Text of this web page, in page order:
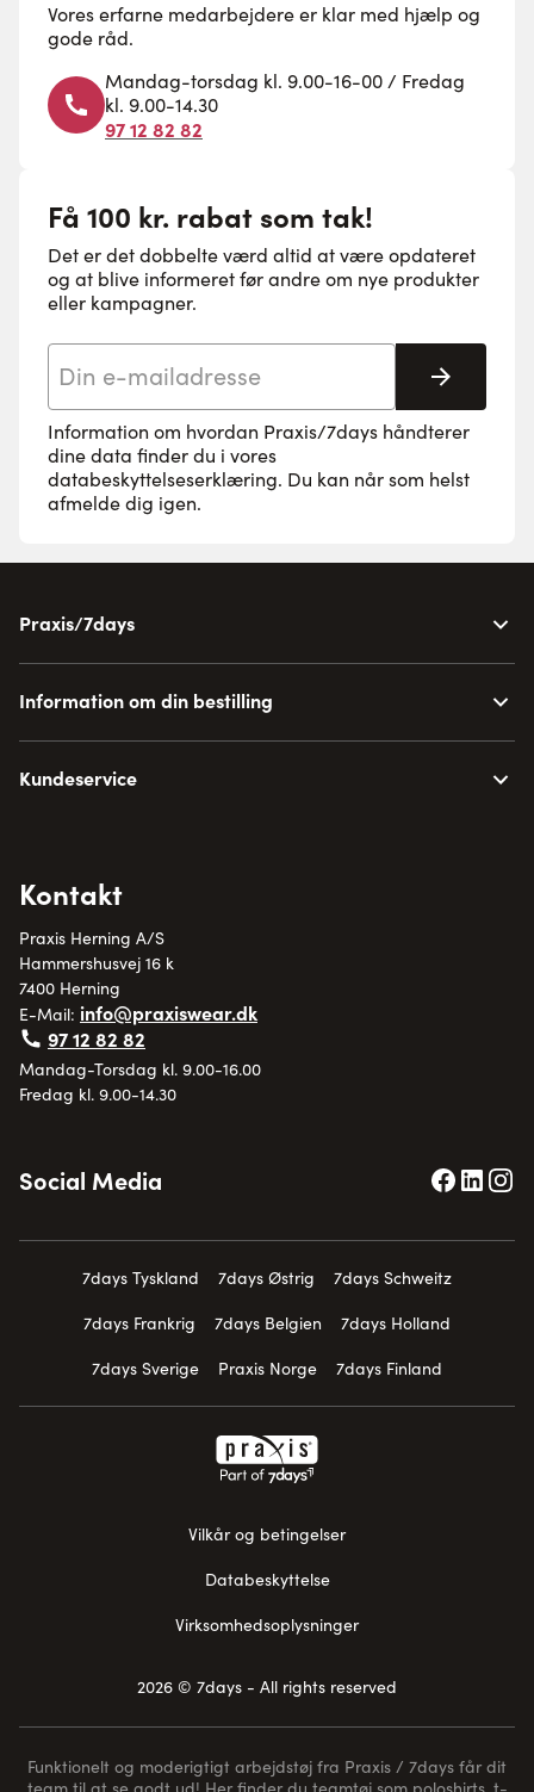
Vores erfarne medarbejdere er klar med hjælp og
gode råd.
Mandag-torsdag kl. 9.00-16-00 / Fredag
kl. 9.00-14.30
97 12 82 82
Få 100 kr. rabat som tak!
Det er det dobbelte værd altid at være opdateret
og at blive informeret før andre om nye produkter
eller kampagner.
Tilmeld
Information om hvordan Praxis/7days håndterer
dine data finder du i vores
databeskyttelseserklæring. Du kan når som helst
afmelde dig igen.
Praxis/7days
Information om din bestilling
Kundeservice
Kontakt
Praxis Herning A/S
Hammershusvej 16 k
7400 Herning
E-Mail: info@praxiswear.dk
97 12 82 82
Mandag-Torsdag kl. 9.00-16.00
Fredag kl. 9.00-14.30
Social Media
7days Tyskland 7days Østrig
7days Schweitz
7days Frankrig
7days Belgien
7days Holland
7days Sverige
Praxis Norge 7days Finland
Vilkår og betingelser
Databeskyttelse
Virksomhedsoplysninger
2026 © 7days - All rights reserved
Funktionelt og moderigtigt arbejdstøj fra Praxis / 7days får dit